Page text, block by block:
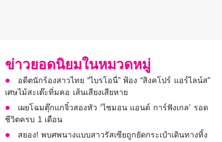
ข่าวยอดนิยมในหมวดหมู่
อดีตนักร้องสาวไทย “ไบรโอนี่” ฟ้อง “สิงคโปร์ แอร์ไลน์ส”
เศษไม้สะเต๊ะทิ่มคอ เส้นเสียงเสียหาย
เผยโฉมตุ๊กแกจิ๋วสองหัว ‘ไซมอน แอนด์ การ์ฟังเกล’ รอด
ชีวิตครบ 1 เดือน
สยอง! พบศพนางแบบสาวรัสเซียถูกยัดกระเป๋าเดินทางทิ้ง